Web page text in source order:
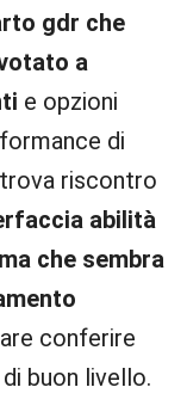
gdr che
a
e opzioni
di
riscontro
abilità
che sembra
conferire
buon livello.